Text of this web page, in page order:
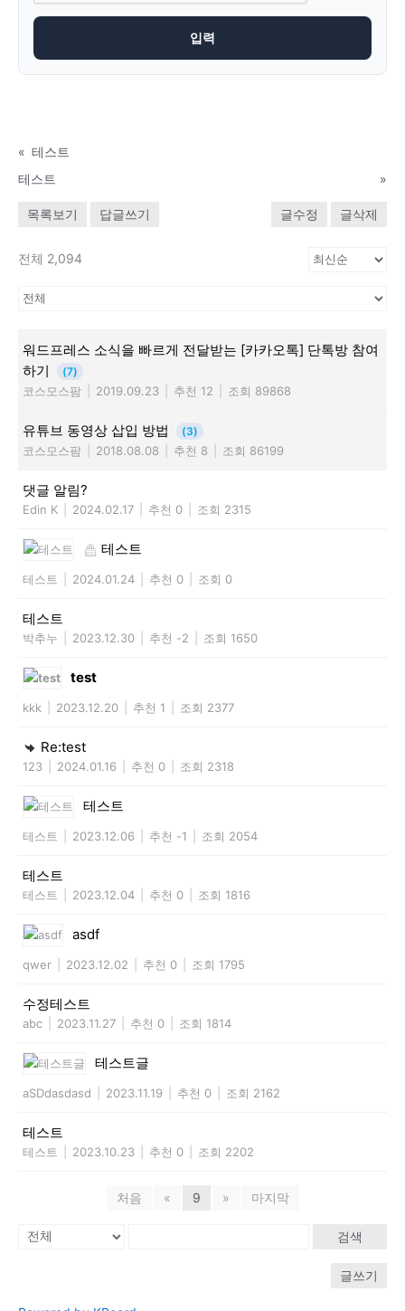
« 테스트
테스트
»
목록보기 답글쓰기 글수정 글삭제
전체 2,094
워드프레스 소식을 빠르게 전달받는 [카카오톡] 단톡방 참여
하기
(7)
코스모스팜 2019.09.23 추천 12 조회 89868
유튜브 동영상 삽입 방법 (3)
코스모스팜 2018.08.08 추천 8 조회 86199
댓글 알림?
Edin K 2024.02.17 추천 0 조회 2315
테스트
테스트 2024.01.24 추천 0 조회 0
테스트
박추누 2023.12.30 추천 -2 조회 1650
test
kkk 2023.12.20 추천 1 조회 2377
Re:test
123 2024.01.16 추천 0 조회 2318
테스트
테스트 2023.12.06 추천 -1 조회 2054
테스트
테스트 2023.12.04 추천 0 조회 1816
asdf
qwer 2023.12.02 추천 0 조회 1795
수정테스트
abc 2023.11.27 추천 0 조회 1814
테스트글
aSDdasdasd 2023.11.19 추천 0 조회 2162
테스트
테스트 2023.10.23 추천 0 조회 2202
처음 « 9 » 마지막
검색
글쓰기